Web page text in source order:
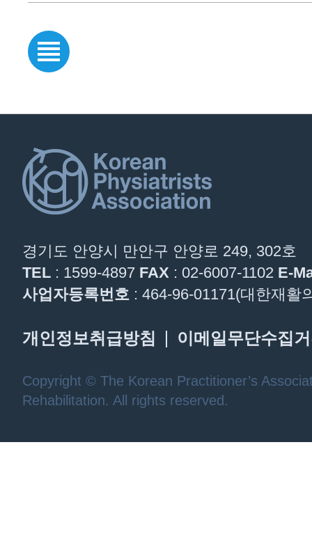
경기도 안양시 만안구 안양로 249, 302호
TEL : 1599-4897 FAX : 02-6007-1102 E-
사업자등록번호 : 464-96-01171(대한재활
개인정보취급방침 이메일무단수집
Copyright © The Korean Practitioner’s
Rehabilitation. All rights reserved.